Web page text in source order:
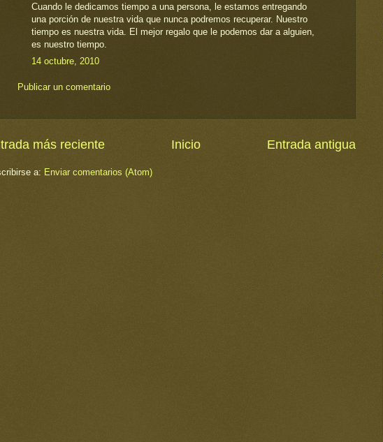
Cuando le dedicamos tiempo a una persona, le estamos entregando
una porción de nuestra vida que nunca podremos recuperar. Nuestro
tiempo es nuestra vida. El mejor regalo que le podemos dar a alguien,
es nuestro tiempo.
14 octubre, 2010
Publicar un comentario
más reciente Entrada antigua
Inicio
a: Enviar comentarios (Atom)